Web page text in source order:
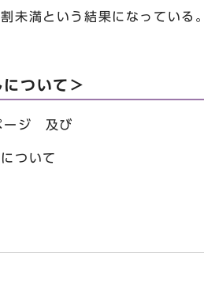
未満という結果になっている。
ついて＞
ージ 及び
ついて